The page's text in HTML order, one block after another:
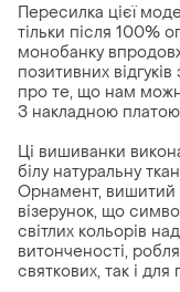
Пересилка цієї
тільки після 100%
монобанку
позитивних
про те, що нам
З накладною
Ці вишиванки
білу натуральну
Орнамент, вишитий
візерунок, що
світлих кольорів
витонченості,
святкових, так і